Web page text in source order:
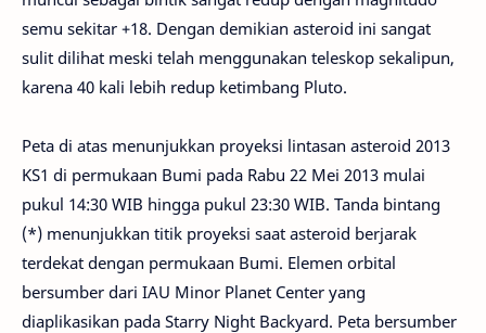
semu sekitar +18. Dengan demikian asteroid ini sangat
sulit dilihat meski telah menggunakan teleskop sekalipun,
karena 40 kali lebih redup ketimbang Pluto.
Peta di atas menunjukkan proyeksi lintasan asteroid 2013
KS1 di permukaan Bumi pada Rabu 22 Mei 2013 mulai
pukul 14:30 WIB hingga pukul 23:30 WIB. Tanda bintang
(*) menunjukkan titik proyeksi saat asteroid berjarak
terdekat dengan permukaan Bumi. Elemen orbital
bersumber dari IAU Minor Planet Center yang
diaplikasikan pada Starry Night Backyard. Peta bersumber